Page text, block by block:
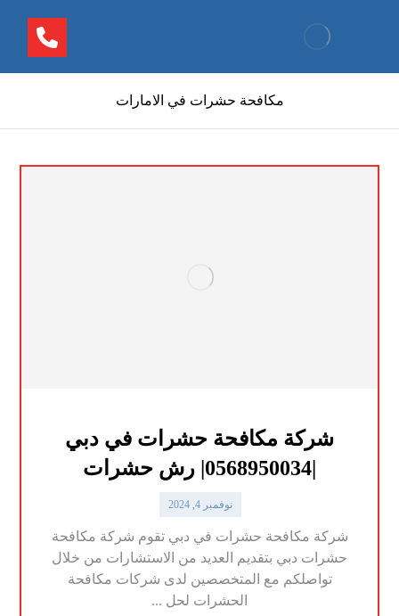
مكافحة حشرات في الامارات
شركة مكافحة حشرات في دبي
نوفمبر 4, 2024
شركة مكافحة حشرات في دبي تقوم شركة مكافحة
حشرات دبي بتقديم العديد من الاستشارات من خلال
تواصلكم مع المتخصصين لدى شركات مكافحة
الحشرات لحل ...